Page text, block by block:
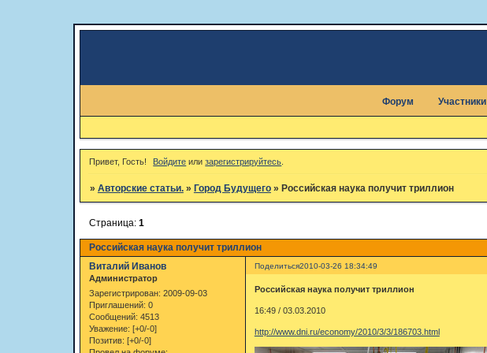
Форум Участники
Привет, Гость! Войдите илизарегистрируйтесь
» Авторские статьи. » Город Будущего » Российская наука получит триллион
Российская наука получит триллион
Страница: 1
Поделиться2010-03-26 18:34:49
Виталий Иванов
Администратор
Зарегистрирован: 2009-09-03
Приглашений: 0
Сообщений: 4513
Уважение: [+0/-0]
Позитив: [+0/-0]
Российская наука получит триллион
16:49 / 03.03.2010
http://www.dni.ru/economy/2010/3/3/186703.html